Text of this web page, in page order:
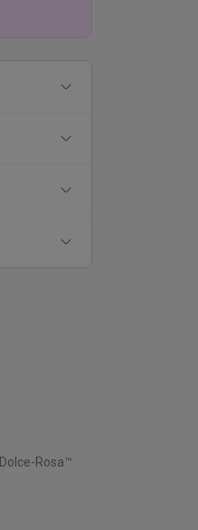
Dolce-Rosa™